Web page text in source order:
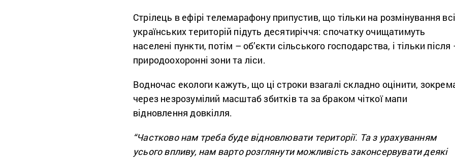
Стрілець в ефірі телемарафону припустив, що тільки на розмінування
українських територій підуть десятиріччя: спочатку очищатимуть
населені пункти, потім – об’єкти сільського господарства, і тільки після
природоохоронні зони та ліси.
Водночас екологи кажуть, що ці строки взагалі складно оцінити,
через незрозумілий масштаб збитків та за браком чіткої мапи
відновлення довкілля.
“Частково нам треба буде відновлювати території. Та з урахуванням
усього впливу, нам варто розглянути можливість законсервувати деякі